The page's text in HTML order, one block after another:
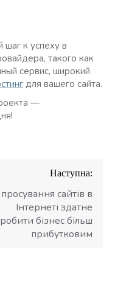
к успеху в
такого как
сервис, широкий
для вашего сайта.
—
Наступна:
сайтів в
Інтернеті здатне
бізнес більш
прибутковим